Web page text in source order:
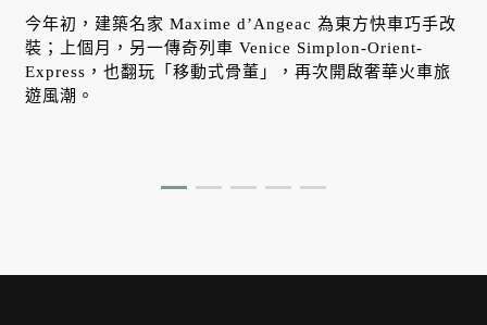
今年初，建築名家 Maxime d’Angeac 為東方快車巧手改
裝；上個月，另一傳奇列車 Venice Simplon-Orient-
Express，也翻玩「移動式骨董」，再次開啟奢華火車旅
遊風潮。